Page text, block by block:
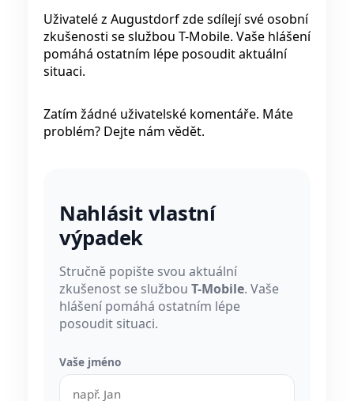
Uživatelé z Augustdorf zde sdílejí své osobní
zkušenosti se službou T-Mobile. Vaše hlášení
pomáhá ostatním lépe posoudit aktuální
situaci.
Zatím žádné uživatelské komentáře. Máte
problém? Dejte nám vědět.
Nahlásit vlastní
výpadek
Stručně popište svou aktuální
zkušenost se službou T-Mobile. Vaše
hlášení pomáhá ostatním lépe
posoudit situaci.
Vaše jméno